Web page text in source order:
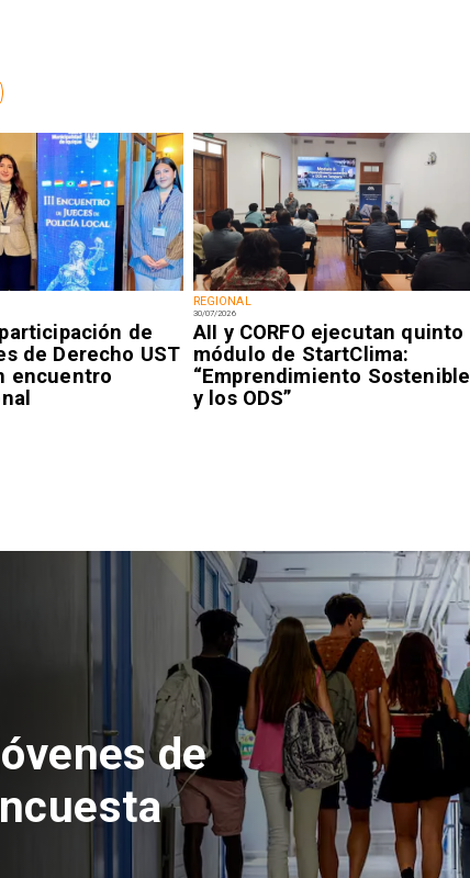
de
de Derecho UST
encuentro
REGIONAL
30/07/2026
AII y CORFO ejecutan quinto
módulo de StartClima:
“Emprendimiento Sostenible
y los ODS”
Parque